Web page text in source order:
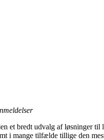
et bredt udvalg af løsninger
i mange tilfælde tillige den